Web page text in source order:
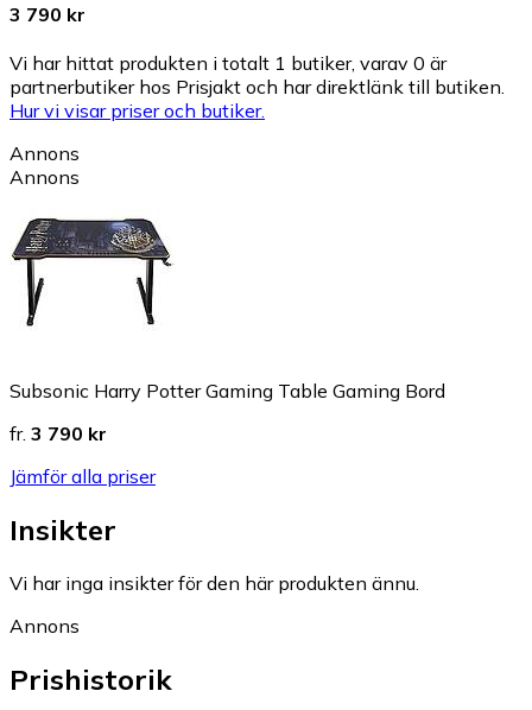
3 790 kr
Vi har hittat produkten i totalt 1 butiker, varav 0 är
partnerbutiker hos Prisjakt och har direktlänk till butiken.
Hur vi visar priser och butiker.
Annons
Annons
Subsonic Harry Potter Gaming Table Gaming Bord
fr. 3 790 kr
Jämför alla priser
Insikter
Vi har inga insikter för den här produkten ännu.
Annons
Prishistorik